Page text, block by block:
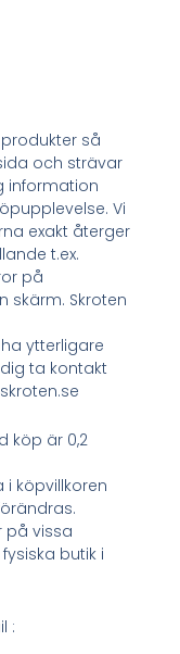
så
och strävar
information
Vi
exakt återger
t.ex.
på
skärm. Skroten
ytterligare
ta kontakt
köp är 0,2
köpvillkoren
på vissa
butik i
: